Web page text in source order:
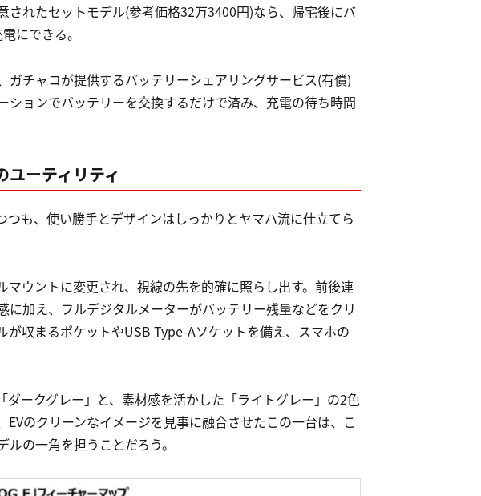
されたセットモデル(参考価格32万3400円)なら、帰宅後にバ
にできる。
チャコが提供するバッテリーシェアリングサービス(有償)
ションでバッテリーを交換するだけで済み、充電の待ち時間
ーティリティ
つも、使い勝手とデザインはしっかりとヤマハ流に仕立てら
ウントに変更され、視線の先を的確に照らし出す。前後連
加え、フルデジタルメーターがバッテリー残量などをクリ
収まるポケットやUSB Type-Aソケットを備え、スマホの
ークグレー」と、素材感を活かした「ライトグレー」の2色
のクリーンなイメージを見事に融合させたこの一台は、こ
の一角を担うことだろう。